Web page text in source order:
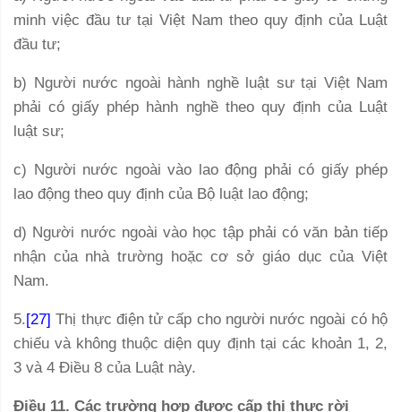
minh việc đầu tư tại Việt Nam theo quy định của Luật
đầu tư;
b) Người nước ngoài hành nghề luật sư tại Việt Nam
phải có giấy phép hành nghề theo quy định của Luật
luật sư;
c) Người nước ngoài vào lao động phải có giấy phép
lao động theo quy định của Bộ luật lao động;
d) Người nước ngoài vào học tập phải có văn bản tiếp
nhận của nhà trường hoặc cơ sở giáo dục của Việt
Nam.
5.[27] Thị thực điện tử cấp cho người nước ngoài có hộ
chiếu và không thuộc diện quy định tại các khoản 1, 2,
3 và 4 Điều 8 của Luật này.
Điều 11. Các trường hợp được cấp thị thực rời